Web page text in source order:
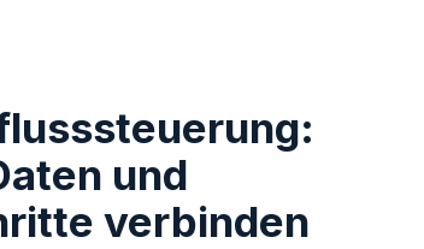
und
verbinden